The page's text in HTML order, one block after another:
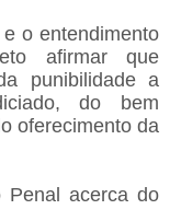
o entendimento
afirmar que
punibilidade a
do bem
oferecimento da
Penal acerca do